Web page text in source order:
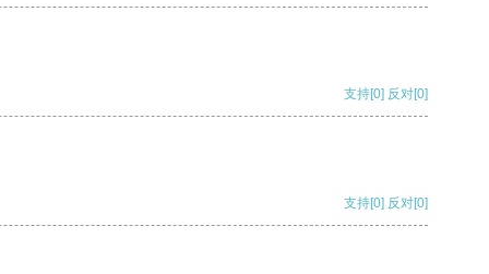
支持[0] 反对[0]
支持[0] 反对[0]